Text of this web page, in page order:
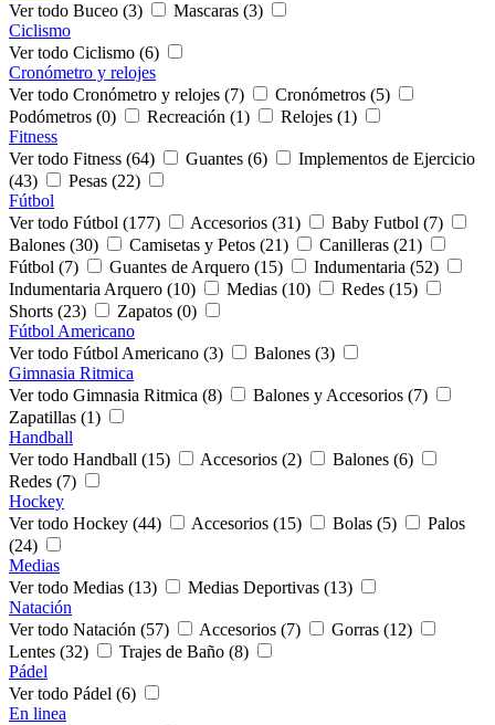
Ver todo Buceo (3)
Mascaras (3)
Ciclismo
Ver todo Ciclismo (6)
Cronómetro y relojes
Ver todo Cronómetro y relojes (7)
Cronómetros (5)
Podómetros (0)
Recreación (1)
Relojes (1)
Fitness
Ver todo Fitness (64)
Guantes (6)
Implementos de Ejercicio
(43)
Pesas (22)
Fútbol
Ver todo Fútbol (177)
Accesorios (31)
Baby Futbol (7)
Balones (30)
Camisetas y Petos (21)
Canilleras (21)
Fútbol (7)
Guantes de Arquero (15)
Indumentaria (52)
Indumentaria Arquero (10)
Medias (10)
Redes (15)
Shorts (23)
Zapatos (0)
Fútbol Americano
Ver todo Fútbol Americano (3)
Balones (3)
Gimnasia Ritmica
Ver todo Gimnasia Ritmica (8)
Balones y Accesorios (7)
Zapatillas (1)
Handball
Ver todo Handball (15)
Accesorios (2)
Balones (6)
Redes (7)
Hockey
Ver todo Hockey (44)
Accesorios (15) Bolas (5)
Palos
(24)
Medias
Ver todo Medias (13)
Medias Deportivas (13)
Natación
Ver todo Natación (57)
Accesorios (7)
Gorras (12)
Lentes (32)
Trajes de Baño (8)
Pádel
Ver todo Pádel (6)
En linea